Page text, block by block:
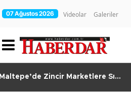
07 Ağustos 2026 Videolar Galeriler
Maltepe’de Zincir Marketlere Sıkı